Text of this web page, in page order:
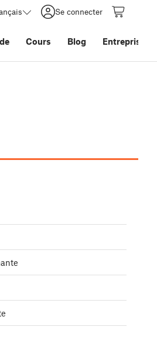
Se connecter
Cours Blog Entreprise